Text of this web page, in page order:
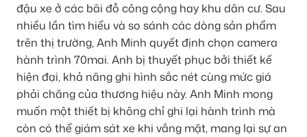
đậu xe ở các bãi đỗ công cộng hay khu dân cư. Sau
nhiều lần tìm hiểu và so sánh các dòng sản phẩm
trên thị trường, Anh Minh quyết định chọn camera
hành trình 70mai. Anh bị thuyết phục bởi thiết kế
hiện đại, khả năng ghi hình sắc nét cùng mức giá
phải chăng của thương hiệu này. Anh Minh mong
muốn một thiết bị không chỉ ghi lại hành trình mà
còn có thể giám sát xe khi vắng mặt, mang lại sự an